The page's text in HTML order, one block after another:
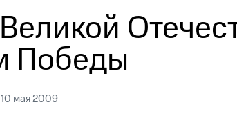
Победы
10 мая 2009